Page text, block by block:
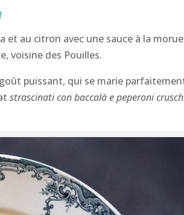
et au citron avec une sauce à la
voisine des Pouilles.
puissant, qui se marie
strascinati con baccalà e peperoni